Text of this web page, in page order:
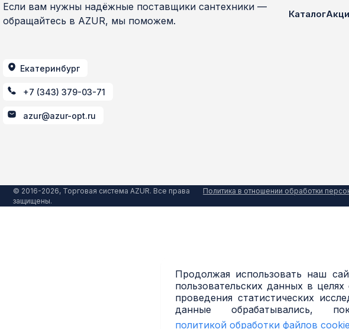
Продолжая использовать наш
пользовательских данных в
проведения статистических
данные обрабатывались,
политикой обработки файлов cookie
Если вам нужны надёжные поставщики сантехники —
обращайтесь в AZUR, мы поможем.
Каталог
Екатеринбург
+7 (343) 379-03-71
azur@azur-opt.ru
© 2016-2026, Торговая система AZUR. Все права
защищены.
Политика в отношении обработки